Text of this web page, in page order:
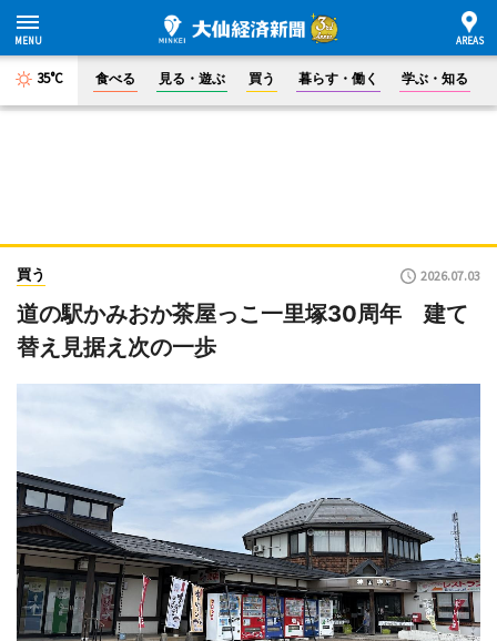
35°C 食べる 見る・遊ぶ 買う 暮らす・働く 学ぶ・知る
買う 2026.07.03
道の駅かみおか茶屋っこ一里塚30周年 建て
替え見据え次の一歩